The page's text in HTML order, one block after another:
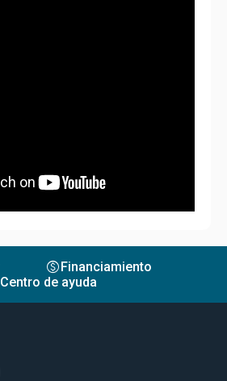
monetization_onFinanciamiento
Centro de ayuda